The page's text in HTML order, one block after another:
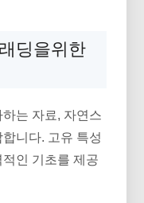
딩을위한
는 자료, 자연스
니다. 고유 특성
인 기초를 제공